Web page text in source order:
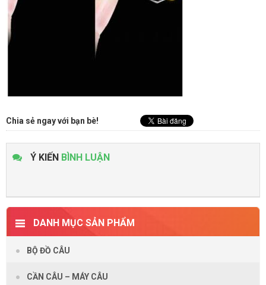
Chia sẻ ngay với bạn bè!
Ý KIẾN BÌNH LUẬN
DANH MỤC SẢN PHẨM
BỘ ĐỒ CÂU
CẦN CÂU – MÁY CÂU